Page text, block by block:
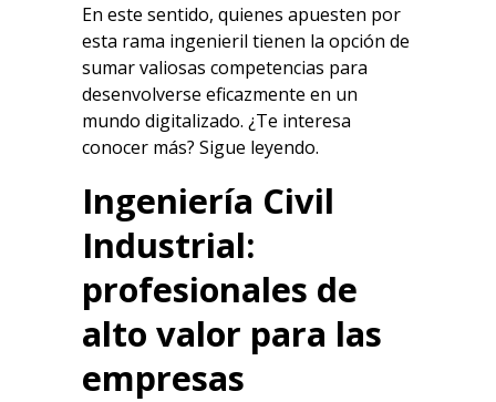
En este sentido, quienes apuesten por
esta rama ingenieril tienen la opción de
sumar valiosas competencias para
desenvolverse eficazmente en un
mundo digitalizado. ¿Te interesa
conocer más? Sigue leyendo.
Ingeniería Civil
Industrial:
profesionales de
alto valor para las
empresas